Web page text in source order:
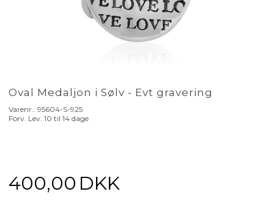
Oval Medaljon i Sølv - Evt gravering
Varenr.:95604-S-925
Forv. Lev. 10 til 14 dage
400,00 DKK